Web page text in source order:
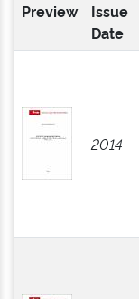
Preview
Issue
Date
2014